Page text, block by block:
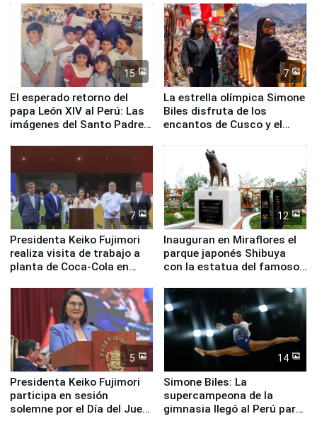
de Chile
15
El esperado retorno del
papa León XIV al Perú: Las
imágenes del Santo Padre
7
La estrella olímpica Simone
Biles disfruta de los
encantos de Cusco y el
7
Presidenta Keiko Fujimori
realiza visita de trabajo a
planta de Coca-Cola en
12
Inauguran en Miraflores el
parque japonés Shibuya
con la estatua del famoso
5
Presidenta Keiko Fujimori
participa en sesión
solemne por el Día del Juez
14
Simone Biles: La
supercampeona de la
gimnasia llegó al Perú para